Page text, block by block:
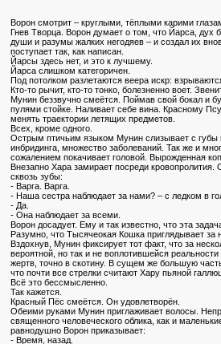
Ворон смотрит – круглыми, тёплыми карими
Гнев Творца. Ворон думает о том, что Йарса, дух
души и разумы жалких негодяев – и создал их
поступает так, как написан.
Йарсы здесь нет, и это к лучшему.
Йарса слишком категоричен.
Под потолком разлетаются веера искр:
Кто-то рычит, кто-то тонко, болезненно воет.
Мунин беззвучно смеётся. Поймав свой бокал и
пулями стойке. Наливает себе вина. Красному
менять траектории летящих предметов.
Всех, кроме одного.
Острым птичьим языком Мунин слизывает с губы
инбридинга, множество заболеваний. Так же и
сожалением покачивает головой. Вырожденная
Внезапно Хара замирает посреди
сквозь зубы:
- Варга. Варга.
- Наша сестра наблюдает за нами? – с ледком в
- Да.
- Она наблюдает за всеми.
Ворон досадует. Ему и так известно, что эта
Разумно, что Тысячеокая Кошка приглядывает
Вздохнув, Мунин фиксирует тот факт, что за
вероятной, но так и не воплотившейся
жертв, точно в скотину. В сущем же большую
что почти все стрелки считают Хару пьяной
Всё это бессмысленно.
Так кажется.
Красный Пёс смеётся. Он удовлетворён.
Обеими руками Мунин приглаживает волосы.
священного человеческого облика, как и
равнодушно Ворон приказывает:
- Время, назад.